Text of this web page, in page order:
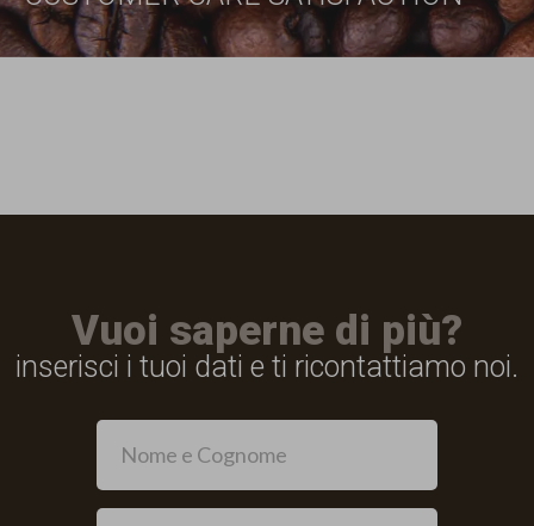
Vuoi saperne di più?
inserisci i tuoi dati e ti ricontattiamo noi.